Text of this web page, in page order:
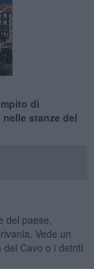
di
stanze del
del paese,
Vede un
Cavo o i detriti